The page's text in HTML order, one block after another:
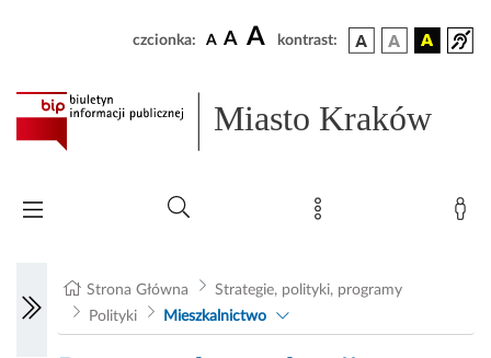
czcionka: A A A kontrast:
Miasto Kraków
Strona Główna
Strategie, polityki, programy
Polityki
Mieszkalnictwo